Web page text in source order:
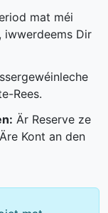
mat méi
iwwerdeems Dir
Rees.
Är Reserve ze
Kont an den